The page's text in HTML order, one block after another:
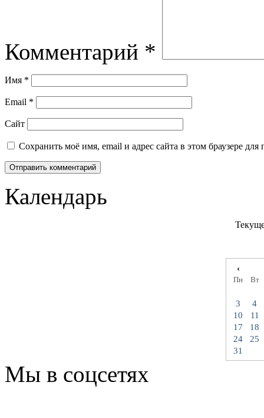
Комментарий *
Имя *
Email *
Сайт
Сохранить моё имя, email и адрес сайта в этом браузере
Календарь
‹
Пн Вт
3
4
10
11
17
18
24
25
31
Мы в соцсетях